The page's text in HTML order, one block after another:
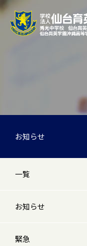
お知らせ
一覧
お知らせ
緊急